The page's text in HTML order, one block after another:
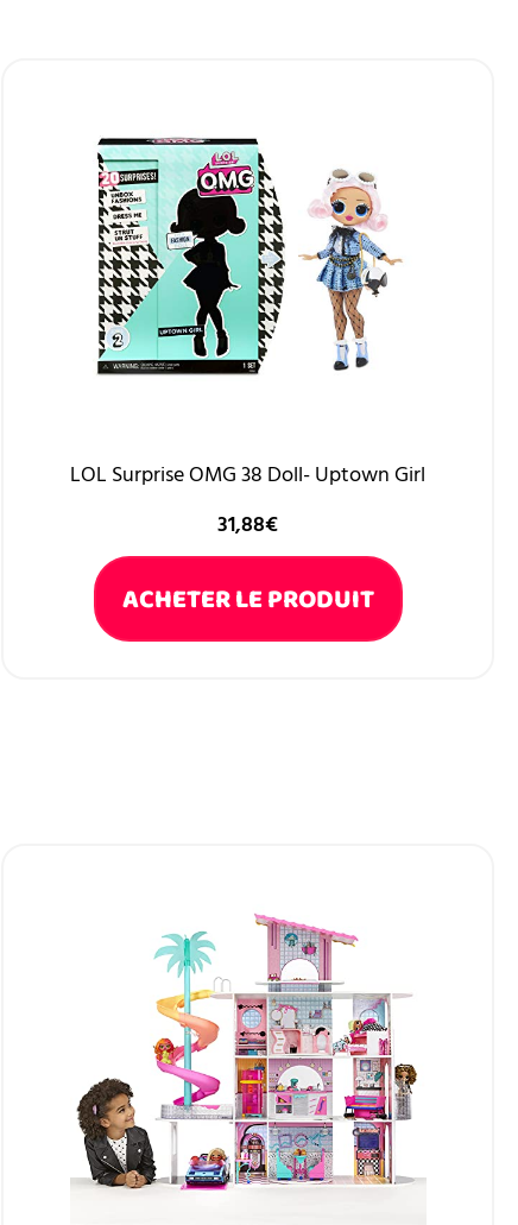
LOL Surprise OMG 38 Doll- Uptown Girl
31,88€
ACHETER LE PRODUIT